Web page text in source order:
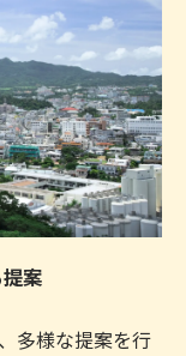
案
多様な提案を行